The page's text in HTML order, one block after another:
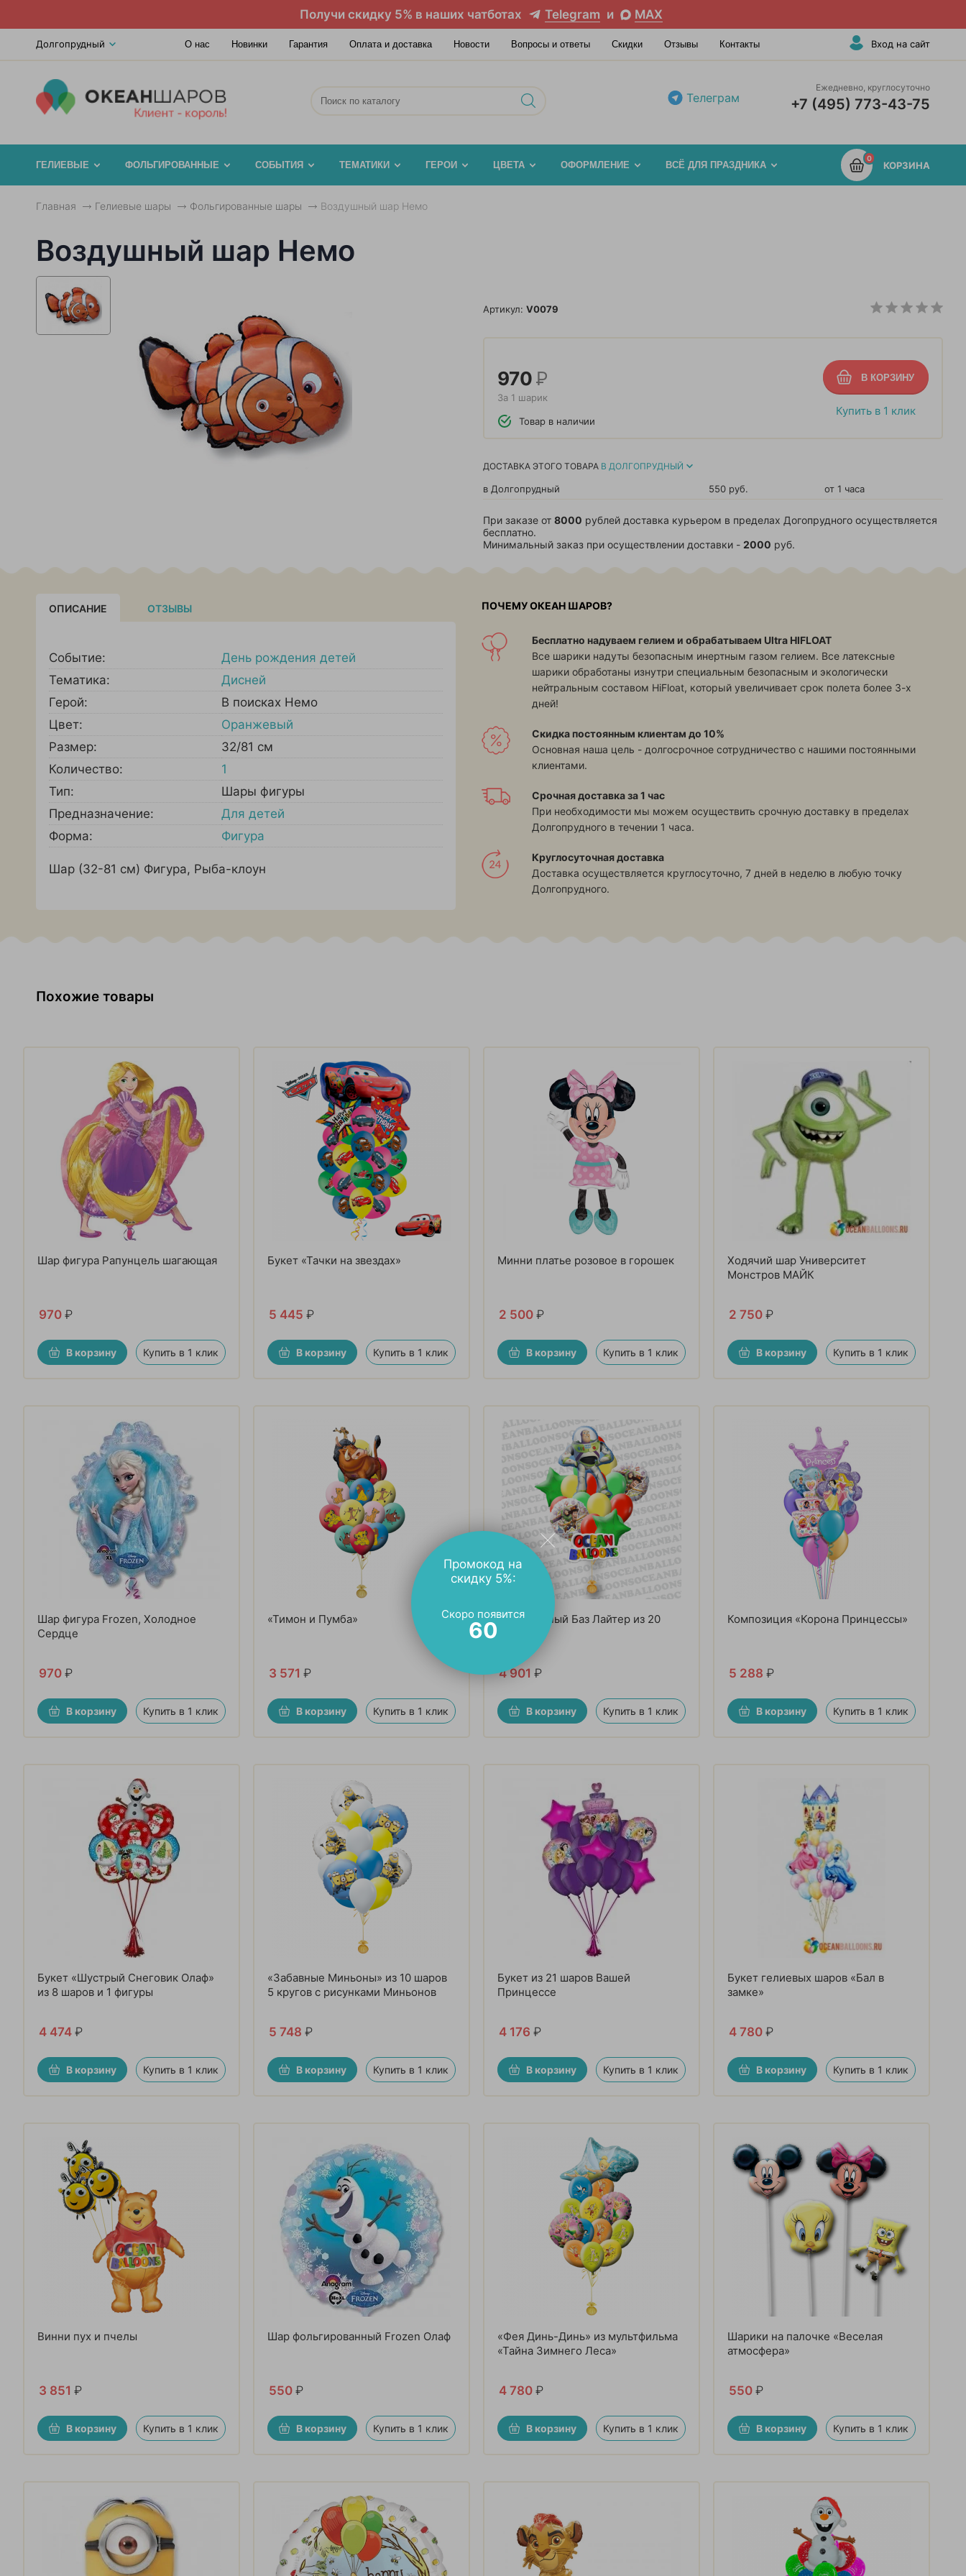
Получи скидку 5% в наших чатботах Telegram и MAX
Долгопрудный О нас Новинки Гарантия Оплата и доставка Новости Вопросы и ответы Скидки Отзывы Контакты Вход на сайт
Телеграм
Ежедневно, круглосуточно
+7 (495) 773-43-75
0
КОРЗИНА
ГЕЛИЕВЫЕ ФОЛЬГИРОВАННЫЕ СОБЫТИЯ ТЕМАТИКИ ГЕРОИ ЦВЕТА ОФОРМЛЕНИЕ ВСЁ ДЛЯ ПРАЗДНИКА
Главная Гелиевые шары Фольгированные шары Воздушный шар Немо
Воздушный шар Немо
Артикул: V0079
Купить в 1 клик
970Р
За 1 шарик
Товар в наличии
ДОСТАВКА ЭТОГО ТОВАРА В ДОЛГОПРУДНЫЙ
в Долгопрудный 550 руб. от 1 часа
При заказе от 8000 рублей доставка курьером в пределах Догопрудного осуществляется
бесплатно.
Минимальный заказ при осуществлении доставки - 2000 руб.
ОПИСАНИЕ ОТЗЫВЫ
Событие:
День рождения детей
Тематика:
Дисней
Герой:
В поисках Немо
Цвет:
Оранжевый
Размер:
32/81 см
Количество:
1
Тип:
Шары фигуры
Предназначение:
Для детей
Форма:
Фигура
Шар (32-81 см) Фигура, Рыба-клоун
ПОЧЕМУ ОКЕАН ШАРОВ?
Бесплатно надуваем гелием и обрабатываем Ultra HIFLOAT
Все шарики надуты безопасным инертным газом гелием. Все латексные
шарики обработаны изнутри специальным безопасным и экологически
нейтральным составом HiFloat, который увеличивает срок полета более 3-х
дней!
Скидка постоянным клиентам до 10%
Основная наша цель - долгосрочное сотрудничество с нашими постоянными
клиентами.
Срочная доставка за 1 час
При необходимости мы можем осуществить срочную доставку в пределах
Долгопрудного в течении 1 часа.
Круглосуточная доставка
Доставка осуществляется круглосуточно, 7 дней в неделю в любую точку
Долгопрудного.
Похожие товары
Шар фигура Рапунцель шагающая
970 ₽
В корзину Купить в 1 клик
Букет «Тачки на звездах»
5 445 ₽
В корзину Купить в 1 клик
Минни платье розовое в горошек
2 500 ₽
В корзину Купить в 1 клик
Ходячий шар Университет
Монстров МАЙК
2 750 ₽
В корзину Купить в 1 клик
Шар фигура Frozen, Холодное
Сердце
970 ₽
В корзину Купить в 1 клик
«Тимон и Пумба»
3 571 ₽
В корзину Купить в 1 клик
Невероятный Баз Лайтер из 20
4 901 ₽
В корзину Купить в 1 клик
Композиция «Корона Принцессы»
5 288 ₽
В корзину Купить в 1 клик
Букет «Шустрый Снеговик Олаф»
из 8 шаров и 1 фигуры
4 474 ₽
В корзину Купить в 1 клик
«Забавные Миньоны» из 10 шаров
5 кругов с рисунками Миньонов
5 748 ₽
В корзину Купить в 1 клик
Букет из 21 шаров Вашей
Принцессе
4 176 ₽
В корзину Купить в 1 клик
Букет гелиевых шаров «Бал в
замке»
4 780 ₽
В корзину Купить в 1 клик
Винни пух и пчелы
3 851 ₽
В корзину Купить в 1 клик
Шар фольгированный Frozen Олаф
550 ₽
В корзину Купить в 1 клик
«Фея Динь-Динь» из мультфильма
«Тайна Зимнего Леса»
4 780 ₽
В корзину Купить в 1 клик
Шарики на палочке «Веселая
атмосфера»
550 ₽
В корзину Купить в 1 клик
Промокод на
скидку 5%:
Скоро появится
59